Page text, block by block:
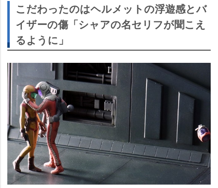
こだわったのはヘルメットの浮遊感とバ
イザーの傷「シャアの名セリフが聞こえ
るように」